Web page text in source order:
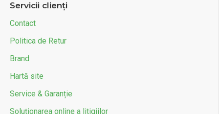
Servicii clienți
Contact
Politica de Retur
Brand
Hartă site
Service & Garanție
Soluționarea online a litigiilor